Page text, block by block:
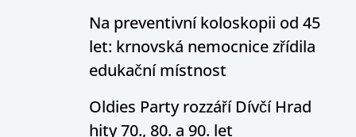
Na preventivní koloskopii od 45
let: krnovská nemocnice zřídila
edukační místnost
Oldies Party rozzáří Dívčí Hrad
hity 70., 80. a 90. let